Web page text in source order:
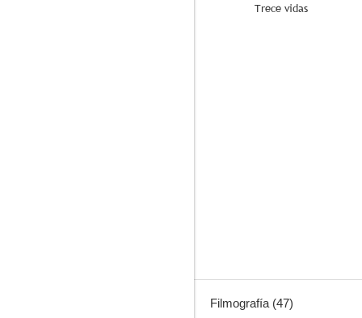
Trece vidas
Filmografía (47)